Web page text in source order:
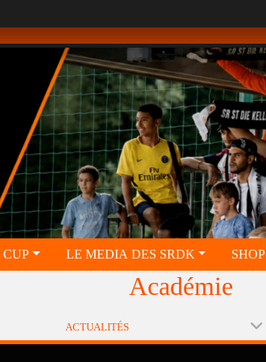
LE MEDIA DES SRDK SHOP
Académie
ACTUALITÉS